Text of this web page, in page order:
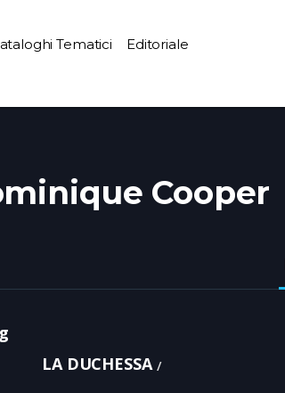
Tematici Editoriale
Cooper
LA DUCHESSA